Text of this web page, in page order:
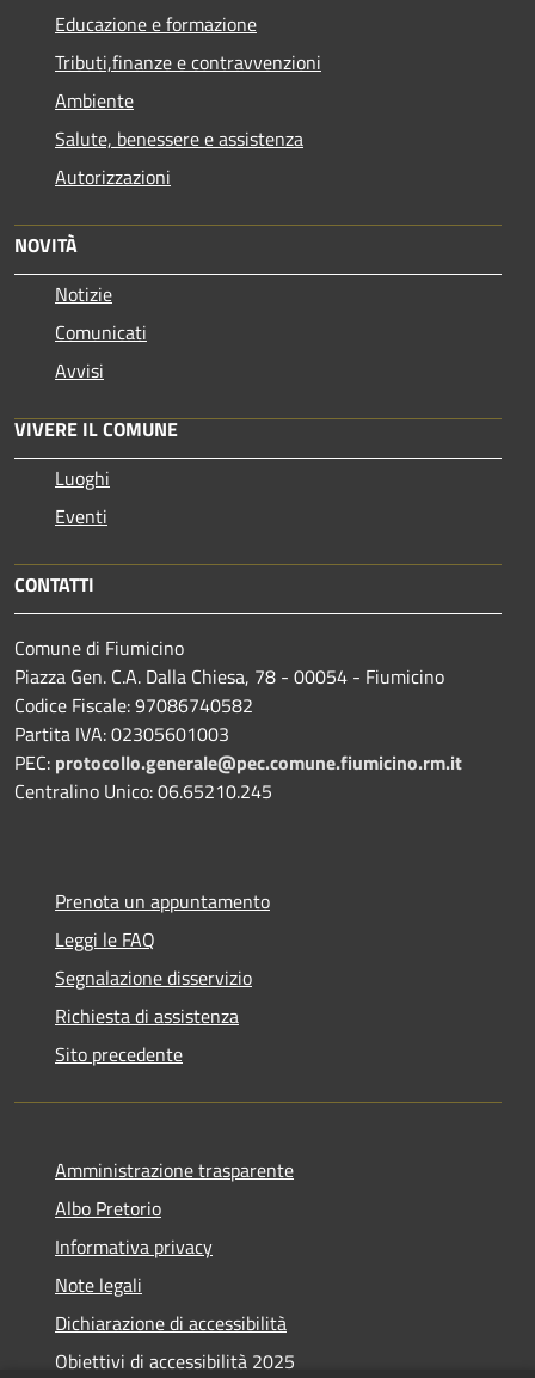
Educazione e formazione
Tributi,finanze e contravvenzioni
Ambiente
Salute, benessere e assistenza
Autorizzazioni
NOVITÀ
Notizie
Comunicati
Avvisi
VIVERE IL COMUNE
Luoghi
Eventi
CONTATTI
Comune di Fiumicino
Piazza Gen. C.A. Dalla Chiesa, 78 - 00054 - Fiumicino
Codice Fiscale: 97086740582
Partita IVA: 02305601003
PEC: protocollo.generale@pec.comune.fiumicino.rm.it
Centralino Unico: 06.65210.245
Prenota un appuntamento
Leggi le FAQ
Segnalazione disservizio
Richiesta di assistenza
Sito precedente
Amministrazione trasparente
Albo Pretorio
Informativa privacy
Note legali
Dichiarazione di accessibilità
Obiettivi di accessibilità 2025